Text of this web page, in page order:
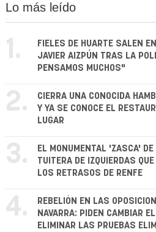
Lo más leído
1.
FIELES DE HUARTE SALEN
JAVIER AIZPÚN TRAS LA
PENSAMOS MUCHOS"
2.
CIERRA UNA CONOCIDA
Y YA SE CONOCE EL
LUGAR
3.
EL MONUMENTAL 'ZASCA'
TUITERA DE IZQUIERDAS
LOS RETRASOS DE RENFE
4.
REBELIÓN EN LAS
NAVARRA: PIDEN CAMBIAR
ELIMINAR LAS PRUEBAS